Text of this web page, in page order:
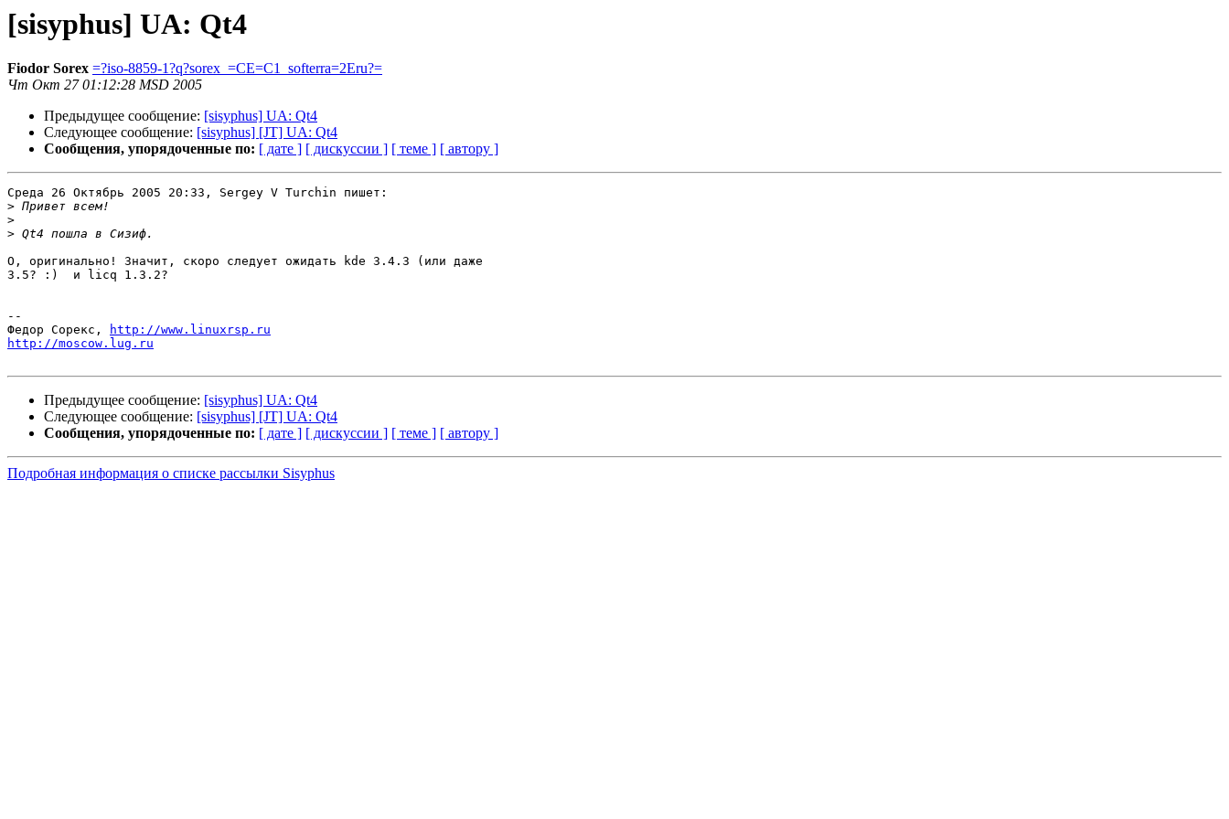
[sisyphus] UA: Qt4
Fiodor Sorex =?iso-8859-1?q?sorex_=CE=C1_softerra=2Eru?=
Чт Окт 27 01:12:28 MSD 2005
Предыдущее сообщение: [sisyphus] UA: Qt4
Следующее сообщение: [sisyphus] [JT] UA: Qt4
Сообщения, упорядоченные по: [ дате ] [ дискуссии ] [ теме ] [ автору ]
Среда 26 Октябрь 2005 20:33, Sergey V Turchin пишет:
>
>
>
О, оригинально! Значит, скоро следует ожидать kde 3.4.3 (или даже
3.5? :)  и licq 1.3.2?
--
Федор Сорекс,
http://www.linuxrsp.ru
http://moscow.lug.ru
Предыдущее сообщение: [sisyphus] UA: Qt4
Следующее сообщение: [sisyphus] [JT] UA: Qt4
Сообщения, упорядоченные по: [ дате ] [ дискуссии ] [ теме ] [ автору ]
Подробная информация о списке рассылки Sisyphus